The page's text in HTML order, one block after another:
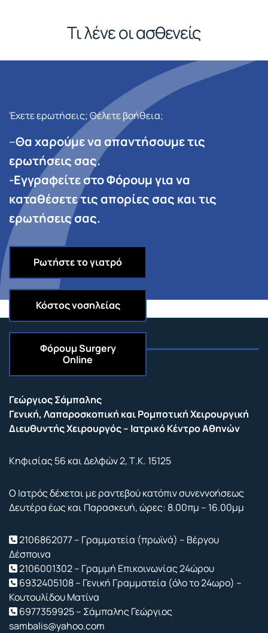
Τι λένε οι ασθενείς
Έχετε ερωτήσεις; Θέλετε βοήθεια;
–Θα χαρούμε να απαντήσουμε τις
ερωτήσεις σας.
-Εγγραφείτε στο Φόρουμ για να
καταθέσετε τις απορίες σας και τις
ερωτήσεις σας.
Ρωτήστε το γιατρό
Κόστος νοσηλείας
ΦόρουμSurgery
Online
Γεώργιος Σάμπαλης
Γενική, Λαπαροσκοπική και Ρομποτική Χειρουργική
Διευθυντής Χειρουργός – Ιατρικό Κέντρο Αθηνών
Κηφισίας 56 και Δελφών 2, Τ.Κ. 15125
Ο Ιατρός δέχεται με ραντεβού κατόπιν συνεννοήσεως
Δευτέρα έως και Παρασκευή, ώρες: 8.00πμ – 16.00μμ
2106862077 – Γραμματεία (πρωϊνά) – Βέργου
Δέσποινα
2106001302 – Γραμμή Επικοινωνίας 24ώρου
6932405108 – Γενική Γραμματεία (όλο το 24ωρο) –
Κουτουλίδου Ματίνα
6977359925 – Σάμπαλης Γεώργιος
sambalis@yahoo.com